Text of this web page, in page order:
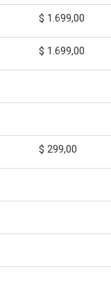
$ 1.699,00
$ 1.699,00
$ 299,00